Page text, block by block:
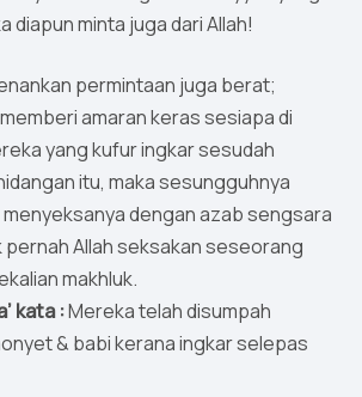
diapun minta juga dari Allah!
permintaan juga berat;
amaran keras sesiapa di
yang kufur ingkar sesudah
itu, maka sesungguhnya
menyeksanya dengan azab sengsara
pernah Allah seksakan seseorang
makhluk.
kata :Mereka telah disumpah
& babi kerana ingkar selepas